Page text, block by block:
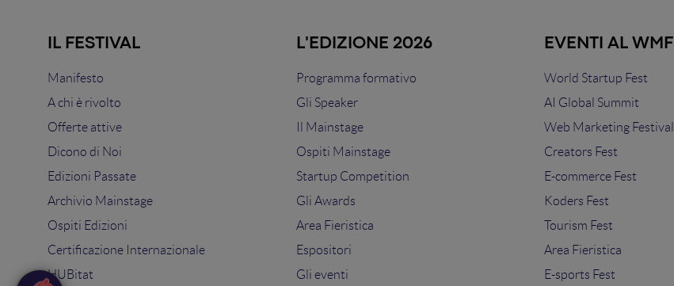
IL FESTIVAL
Manifesto
A chi è rivolto
Offerte attive
Dicono di Noi
Edizioni Passate
Archivio Mainstage
Ospiti Edizioni
Certificazione Internazionale
HUBitat
L'EDIZIONE 2026
Programma formativo
Gli Speaker
Il Mainstage
Ospiti Mainstage
Startup Competition
Gli Awards
Area Fieristica
Espositori
Gli eventi
EVENTI AL WMF
World Startup Fest
AI Global Summit
Web Marketing Festival
Creators Fest
E-commerce Fest
Koders Fest
Tourism Fest
Area Fieristica
E-sports Fest